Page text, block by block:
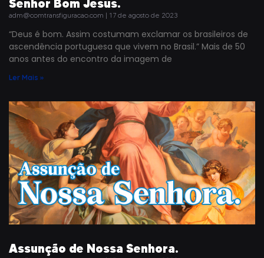
Senhor Bom Jesus.
adm@comtransfiguracao.com 17 de agosto de 2023
“Deus é bom. Assim costumam exclamar os brasileiros de
ascendência portuguesa que vivem no Brasil.” Mais de 50
anos antes do encontro da imagem de
Ler Mais »
Assunção de Nossa Senhora.